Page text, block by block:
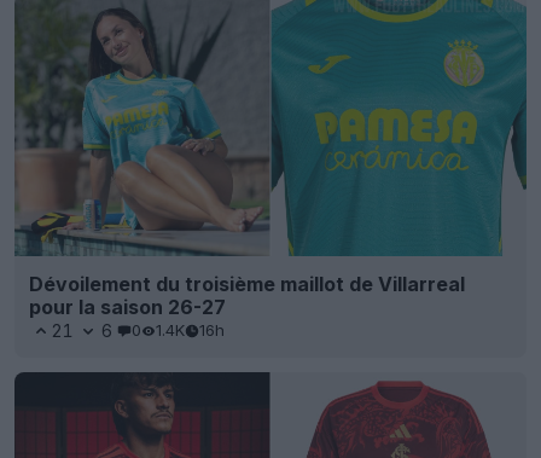
Dévoilement du troisième maillot de Villarreal
pour la saison 26-27
21 6 0 1.4K 16h